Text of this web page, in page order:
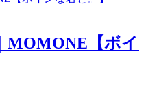
MOMONE【ボイ